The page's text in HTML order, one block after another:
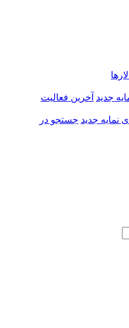
جدید آخرین فعالیت
نمایه جدید جستجو در